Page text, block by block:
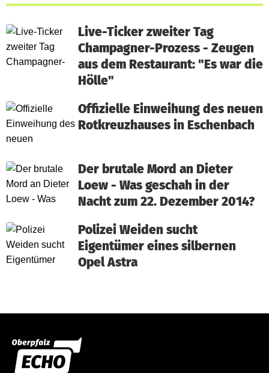
Live-Ticker zweiter Tag
Champagner-Prozess - Zeugen
aus dem Restaurant: "Es war die
Hölle"
Offizielle Einweihung des neuen
Rotkreuzhauses in Eschenbach
Der brutale Mord an Dieter
Loew - Was geschah in der
Nacht zum 22. Dezember 2014?
Polizei Weiden sucht
Eigentümer eines silbernen
Opel Astra